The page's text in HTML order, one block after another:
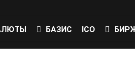
БАЗИС ICO